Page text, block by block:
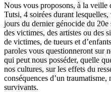
Nous vous proposons, à la veille
Tutsi, 4 soirées durant
jours du dernier génocide du 20e
des victimes, des artistes ou des
de victimes, de tueurs et
paroles vous questionneront sur
qui peut nous posséder, quelle
nos cultures, sur les effets du
conséquences d’un
survivants.